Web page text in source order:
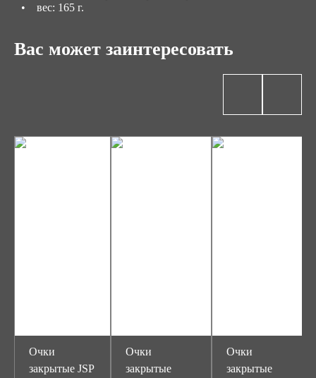
• вес: 165 г.
Вас может заинтересовать
Очки
закрытые JSP
Очки
закрытые
Очки
закрытые